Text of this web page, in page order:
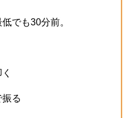
でも30分前。
る